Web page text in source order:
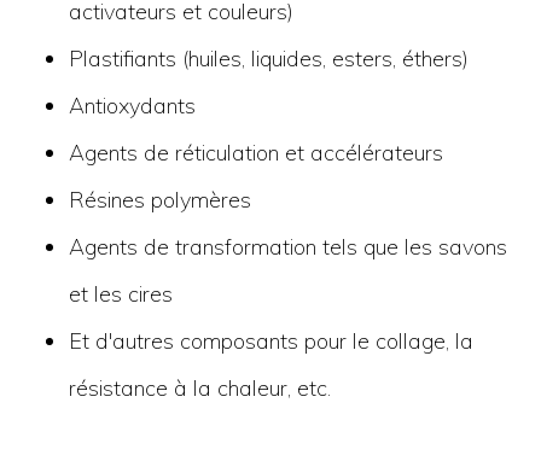
activateurs et couleurs)
Plastifiants (huiles, liquides, esters, éthers)
Antioxydants
Agents de réticulation et accélérateurs
Résines polymères
Agents de transformation tels que les savons
et les cires
Et d'autres composants pour le collage, la
résistance à la chaleur, etc.